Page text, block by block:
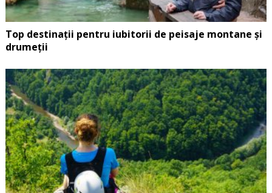
Top destinații pentru iubitorii de peisaje montane și
drumeții